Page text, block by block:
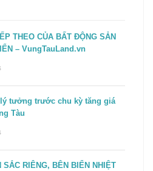
THEO CỦA BẤT ĐỘNG SẢN
– VungTauLand.vn
tưởng trước chu kỳ tăng giá
Tàu
SẮC RIÊNG, BÊN BIỂN NHIỆT